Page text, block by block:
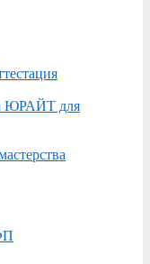
ЮРАЙТ для